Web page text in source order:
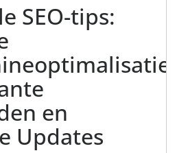
SEO-tips:
en
Updates